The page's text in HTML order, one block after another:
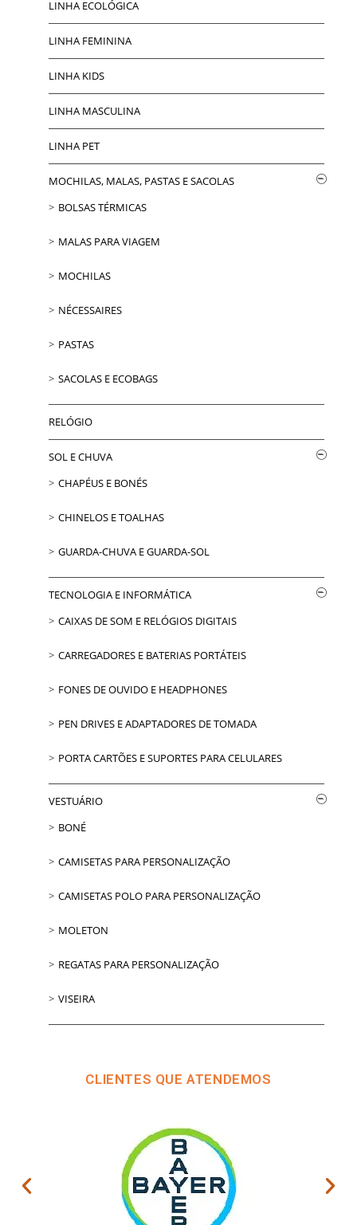
LINHA ECOLÓGICA
LINHA FEMININA
LINHA KIDS
LINHA MASCULINA
LINHA PET
MOCHILAS, MALAS, PASTAS E SACOLAS
BOLSAS TÉRMICAS
MALAS PARA VIAGEM
MOCHILAS
NÉCESSAIRES
PASTAS
SACOLAS E ECOBAGS
RELÓGIO
SOL E CHUVA
CHAPÉUS E BONÉS
CHINELOS E TOALHAS
GUARDA-CHUVA E GUARDA-SOL
TECNOLOGIA E INFORMÁTICA
CAIXAS DE SOM E RELÓGIOS DIGITAIS
CARREGADORES E BATERIAS PORTÁTEIS
FONES DE OUVIDO E HEADPHONES
PEN DRIVES E ADAPTADORES DE TOMADA
PORTA CARTÕES E SUPORTES PARA CELULARES
VESTUÁRIO
BONÉ
CAMISETAS PARA PERSONALIZAÇÃO
CAMISETAS POLO PARA PERSONALIZAÇÃO
MOLETON
REGATAS PARA PERSONALIZAÇÃO
VISEIRA
CLIENTES QUE ATENDEMOS